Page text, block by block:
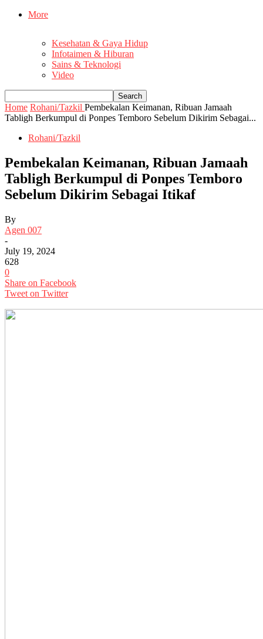
More
Kesehatan & Gaya Hidup
Infotaimen & Hiburan
Sains & Teknologi
Video
Home Rohani/Tazkil Pembekalan Keimanan, Ribuan Jamaah
Tabligh Berkumpul di Ponpes Temboro Sebelum Dikirim Sebagai...
Rohani/Tazkil
Pembekalan Keimanan, Ribuan Jamaah
Tabligh Berkumpul di Ponpes Temboro
Sebelum Dikirim Sebagai Itikaf
By
Agen 007
-
July 19, 2024
628
0
Share on Facebook
Tweet on Twitter